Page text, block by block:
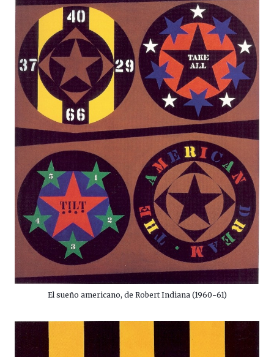
El sueño americano, de Robert Indiana (1960-61)